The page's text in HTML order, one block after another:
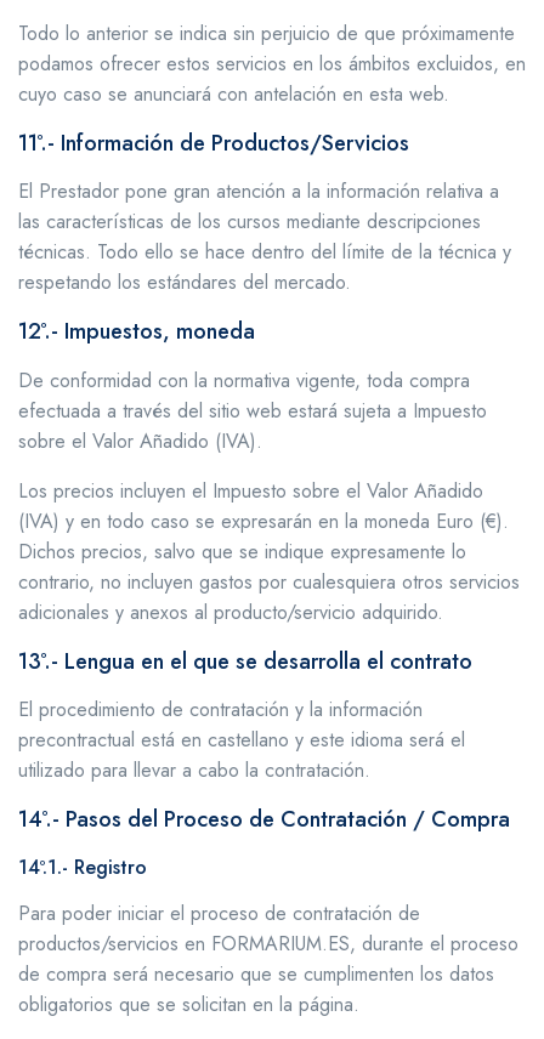
Todo lo anterior se indica sin perjuicio de que próximamente
podamos ofrecer estos servicios en los ámbitos excluidos, en
cuyo caso se anunciará con antelación en esta web.
11º.- Información de Productos/Servicios
El Prestador pone gran atención a la información relativa a
las características de los cursos mediante descripciones
técnicas. Todo ello se hace dentro del límite de la técnica y
respetando los estándares del mercado.
12º.- Impuestos, moneda
De conformidad con la normativa vigente, toda compra
efectuada a través del sitio web estará sujeta a Impuesto
sobre el Valor Añadido (IVA).
Los precios incluyen el Impuesto sobre el Valor Añadido
(IVA) y en todo caso se expresarán en la moneda Euro (€).
Dichos precios, salvo que se indique expresamente lo
contrario, no incluyen gastos por cualesquiera otros servicios
adicionales y anexos al producto/servicio adquirido.
13º.- Lengua en el que se desarrolla el contrato
El procedimiento de contratación y la información
precontractual está en castellano y este idioma será el
utilizado para llevar a cabo la contratación.
14º.- Pasos del Proceso de Contratación / Compra
14º.1.- Registro
Para poder iniciar el proceso de contratación de
productos/servicios en FORMARIUM.ES, durante el proceso
de compra será necesario que se cumplimenten los datos
obligatorios que se solicitan en la página.